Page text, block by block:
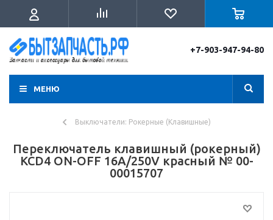
+7-903-947-94-80
МЕНЮ
Выключатели: Рокерные (Клавишные)
Переключатель клавишный (рокерный)
KCD4 ON-OFF 16A/250V красный № 00-
00015707